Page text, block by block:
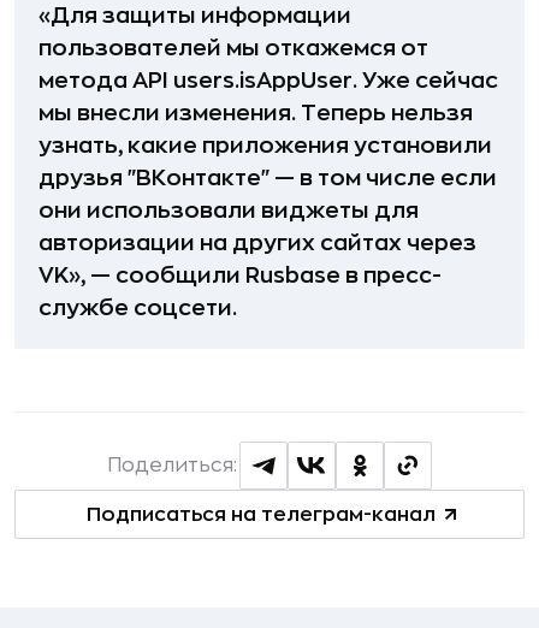
«Для защиты информации
пользователей мы откажемся от
метода API users.isAppUser. Уже сейчас
мы внесли изменения. Теперь нельзя
узнать, какие приложения установили
друзья "ВКонтакте" — в том числе если
они использовали виджеты для
авторизации на других сайтах через
VK», — сообщили Rusbase в пресс-
службе соцсети.
Подписаться на телеграм-канал
Поделиться: